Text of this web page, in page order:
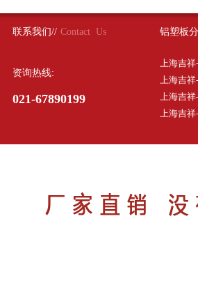
联系我们// Contact Us
资询热线:
021-67890199
铝塑板
上海吉
上海吉
上海吉
上海吉